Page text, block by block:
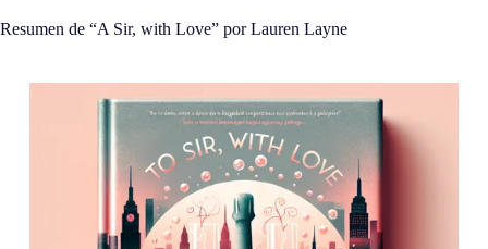
Resumen de “A Sir, with Love” por Lauren Layne